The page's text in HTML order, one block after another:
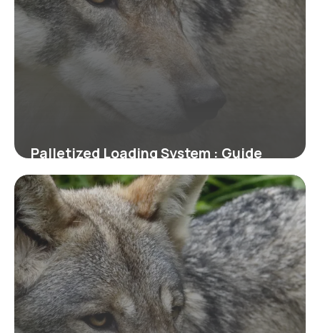
Palletized Loading System : Guide
Technique
2 juillet 2026